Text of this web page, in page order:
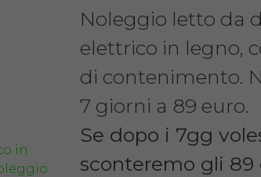
Noleggio letto da
elettrico in legno,
di contenimento.
7 giorni a 89 euro.
Se dopo i 7gg
sconteremo gli